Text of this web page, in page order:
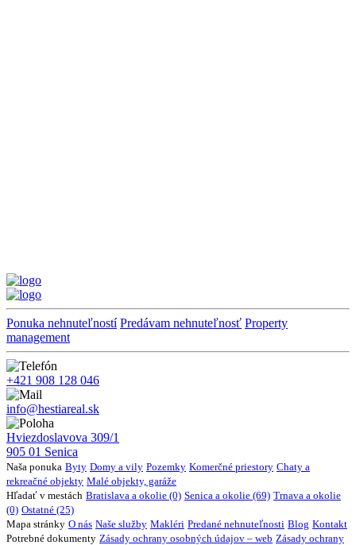
Ponuka nehnuteľností Predávam nehnuteľnosť Property
management
+421 908 128 046
info@hestiareal.sk
Hviezdoslavova 309/1
905 01 Senica
Naša ponuka Byty Domy a vily Pozemky Komerčné priestory Chaty a
rekreačné objekty Malé objekty, garáže
Hľadať v mestách Bratislava a okolie (0) Senica a okolie (69) Trnava a okolie
(0) Ostatné (25)
Mapa stránky O nás Naše služby Makléri Predané nehnuteľnosti Blog Kontakt
Potrebné dokumenty Zásady ochrany osobných údajov – web Zásady ochrany